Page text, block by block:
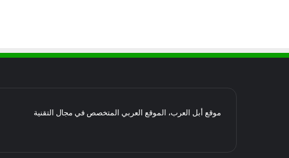
موقع أبل العرب، الموقع العربي المتخصص في مجال التقنية